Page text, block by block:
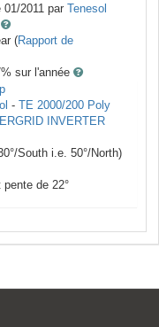
01/2011 par Tenesol
(Rapport de
% sur l'année
- TE 2000/200 Poly
INVERTER
°/South i.e. 50°/North)
pente de 22°